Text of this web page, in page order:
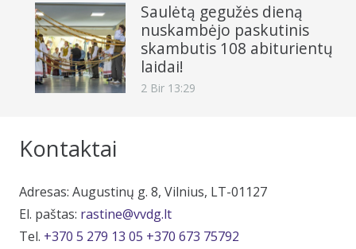
Saulėtą gegužės dieną
nuskambėjo paskutinis
skambutis 108 abiturientų
laidai!
2 Bir 13:29
Kontaktai
Adresas: Augustinų g. 8, Vilnius, LT-01127
El. paštas: rastine@vvdg.lt
Tel. +370 5 279 13 05 +370 673 75792